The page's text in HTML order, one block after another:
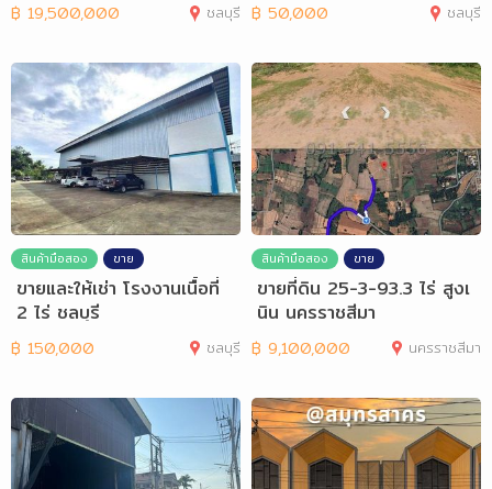
฿ 19,500,000 ชลบุรี ฿ 50,000 ชลบุรี
สินค้ามือสอง ขาย
ขายและให้เช่า โรงงานเนื้อที่
2 ไร่ ชลบุรี
฿ 150,000 ชลบุรี
สินค้ามือสอง ขาย
ขายที่ดิน 25-3-93.3 ไร่ สูงเ
นิน นครราชสีมา
฿ 9,100,000 นครราชสีมา